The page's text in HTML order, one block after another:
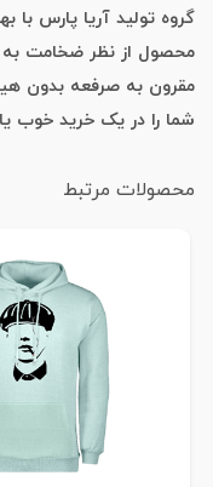
گروه تولید آریا پارس
مقرون به صرفعه بدون
شما را در یک خرید خوب
محصولات مرتبط